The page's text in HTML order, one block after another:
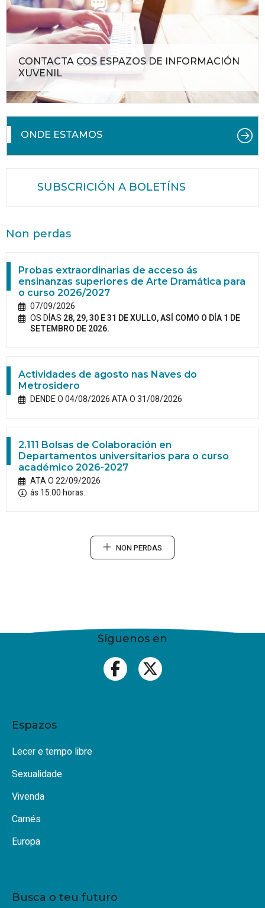
CONTACTA COS ESPAZOS DE INFORMACIÓN
XUVENIL
ONDE ESTAMOS
SUBSCRICIÓN A BOLETÍNS
Non perdas
Probas extraordinarias de acceso ás
ensinanzas superiores de Arte Dramática para
o curso 2026/2027
07/09/2026
OS DÍAS 28, 29, 30 E 31 DE XULLO, ASÍ COMO O DÍA 1 DE
SETEMBRO DE 2026.
Actividades de agosto nas Naves do
Metrosidero
DENDE O 04/08/2026 ATA O 31/08/2026
2.111 Bolsas de Colaboración en
Departamentos universitarios para o curso
académico 2026-2027
ATA O 22/09/2026
ás 15.00 horas.
NON PERDAS
Síguenos en
Espazos
Lecer e tempo libre
Sexualidade
Vivenda
Carnés
Europa
Busca o teu futuro